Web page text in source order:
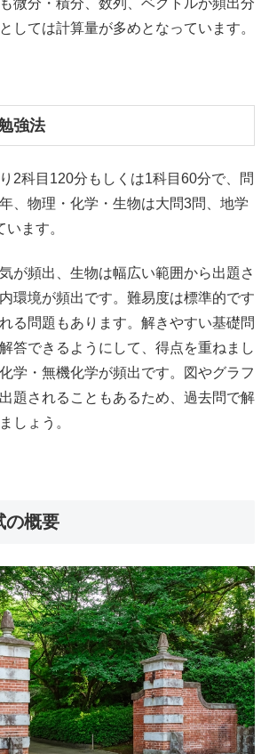
しては計算量が多めとなっています。
強法
2科目120分もしくは1科目60分で、問
、物理・化学・生物は大問3問、地学
ます。
が頻出、生物は幅広い範囲から出題さ
環境が頻出です。難易度は標準的です
る問題もあります。解きやすい基礎問
答できるようにして、得点を重ねまし
学・無機化学が頻出です。図やグラフ
題されることもあるため、過去問で解
しょう。
の概要